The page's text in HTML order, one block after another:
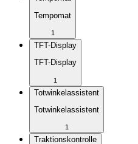
Tempomat
1
TFT-Display
TFT-Display
1
Totwinkelassistent
Totwinkelassistent
1
Traktionskontrolle